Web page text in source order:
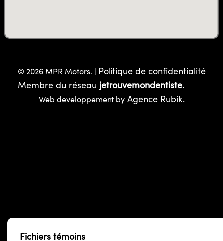
© 2026 MPR Motors. | Politique de confidentialité
Membre du réseau jetrouvemondentiste.
Web developpement byAgence Rubik.
Fichiers témoins